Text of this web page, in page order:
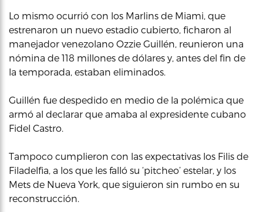
Lo mismo ocurrió con los Marlins de Miami, que
estrenaron un nuevo estadio cubierto, ficharon al
manejador venezolano Ozzie Guillén, reunieron una
nómina de 118 millones de dólares y, antes del fin de
la temporada, estaban eliminados.
Guillén fue despedido en medio de la polémica que
armó al declarar que amaba al expresidente cubano
Fidel Castro.
Tampoco cumplieron con las expectativas los Filis de
Filadelfia, a los que les falló su ‘pitcheo’ estelar, y los
Mets de Nueva York, que siguieron sin rumbo en su
reconstrucción.